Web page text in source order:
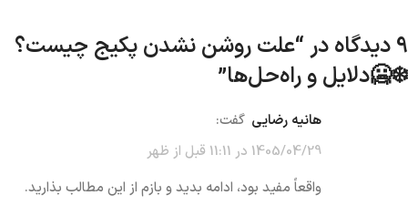
9 دیدگاه در “
علت روشن نشدن پکیج چیست؟
❄️🥶دلایل و راه‌حل‌ها”
هانیه رضایی گفت:
1405/04/29 در 11:11 قبل از ظهر
واقعاً مفید بود، ادامه بدید و بازم از این مطالب بذارید.